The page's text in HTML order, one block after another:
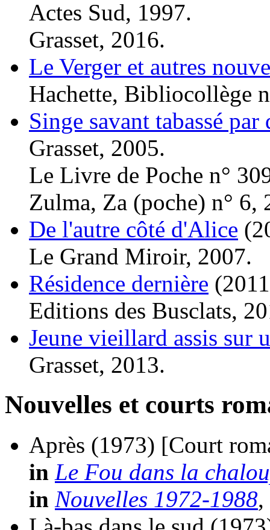
Actes Sud, 1997.
Grasset, 2016.
Le Verger et autres
Hachette, Bibliocollège
Singe savant tabassé
Grasset, 2005.
Le Livre de Poche n°
Zulma, Za (poche) n° 6,
De l'autre côté d'Alice
Le Grand Miroir, 2007.
Résidence dernière
Editions des Busclats,
Jeune vieillard assis sur
Grasset, 2013.
Nouvelles et courts
Après (1973) [Court
in Le Fou dans la
in Nouvelles 1972-1988,